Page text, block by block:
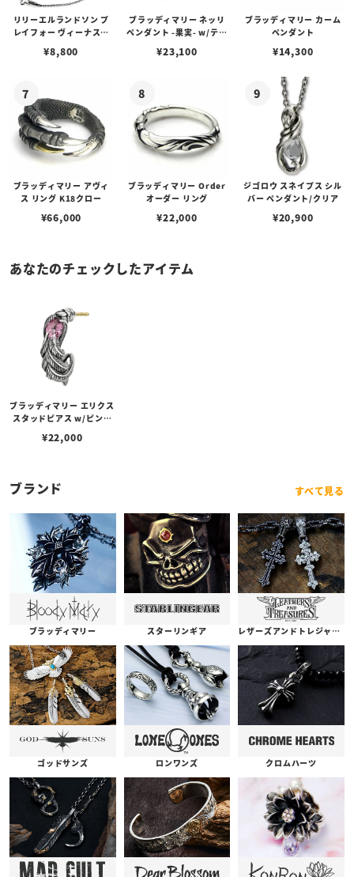
リリーエルランドソン プ
レイフォー ヴィーナスチ
¥8,800
ブラッディマリー ネッリ
ペンダント -果実- w/ティ
¥23,100
ブラッディマリー カーム
ペンダント
¥14,300
ブラッディマリー アヴィ
ス リング K18クロー
¥66,000
ブラッディマリー Order
オーダー リング
¥22,000
ジゴロウ スネイプス シル
バー ペンダント/クリア
¥20,900
あなたのチェックしたアイテム
ブラッディマリー エリクス
スタッドピアス w/ピンク
¥22,000
ブランド すべて見る
ブラッディマリー スターリンギア レザーズアンドトレジャーズ
ゴッドサンズ ロンワンズ クロムハーツ